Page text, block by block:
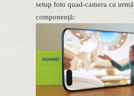
setup foto quad-camera cu
componență: